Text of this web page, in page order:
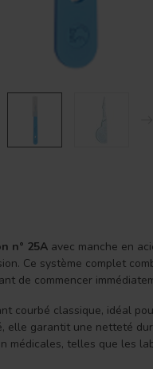
n° 25A avec manche en
Ce système complet
de commencer
courbé classique, idéal
elle garantit une netteté
médicales, telles que les